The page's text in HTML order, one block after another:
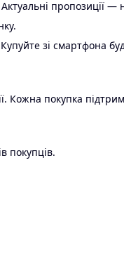
пропозиції —
зі смартфона
Кожна покупка
покупців.